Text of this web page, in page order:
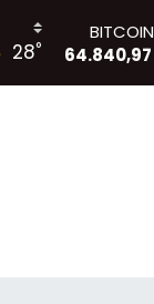
28°
BITCOIN
64.840,97